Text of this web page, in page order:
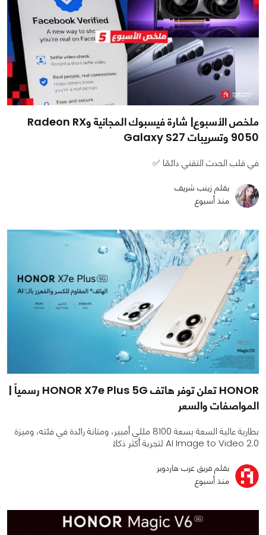
ملخص الأسبوع| شارة فيسبوك المجانية وRadeon RX
9050 وتسريبات Galaxy S27
في قلب الحدث التقني دائمًا ✅
بقلم زينب شريف
منذ أسبوع
HONOR تعلن توفر هاتف HONOR X7e Plus 5G رسمياً |
المواصفات والسعر
بطارية عالية السعة بسعة 8100 مللي أمبير، ومتانة رائدة في فئته، وميزة
AI Image to Video 2.0 لتجربة أكثر ذكاءً
بقلم فريق عرب هاردوير
منذ أسبوع